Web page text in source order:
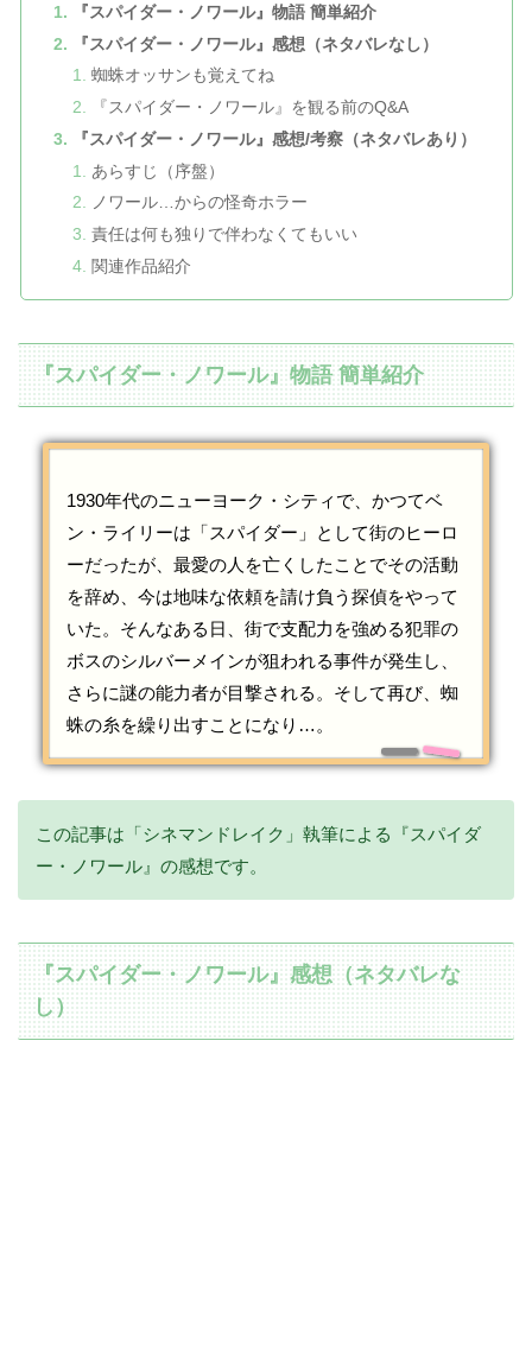
『スパイダー・ノワール』物語 簡単紹介
『スパイダー・ノワール』感想（ネタバレなし）
蜘蛛オッサンも覚えてね
『スパイダー・ノワール』を観る前のQ&A
『スパイダー・ノワール』感想/考察（ネタバレあり）
あらすじ（序盤）
ノワール…からの怪奇ホラー
責任は何も独りで伴わなくてもいい
関連作品紹介
『スパイダー・ノワール』物語 簡単紹介
1930年代のニューヨーク・シティで、かつてベ
ン・ライリーは「スパイダー」として街のヒーロ
ーだったが、最愛の人を亡くしたことでその活動
を辞め、今は地味な依頼を請け負う探偵をやって
いた。そんなある日、街で支配力を強める犯罪の
ボスのシルバーメインが狙われる事件が発生し、
さらに謎の能力者が目撃される。そして再び、蜘
蛛の糸を繰り出すことになり…。
この記事は「シネマンドレイク」執筆による『スパイダ
ー・ノワール』の感想です。
『スパイダー・ノワール』感想（ネタバレな
し）